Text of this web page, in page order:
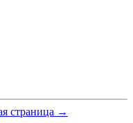
страница →